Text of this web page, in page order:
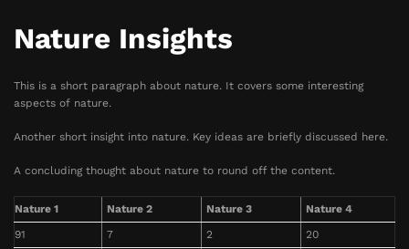
Nature Insights
This is a short paragraph about nature. It covers some interesting
aspects of nature.
Another short insight into nature. Key ideas are briefly discussed here.
A concluding thought about nature to round off the content.
Nature 1 Nature 2 Nature 3
Nature 4
91
7 2
20